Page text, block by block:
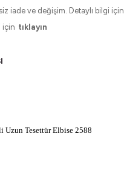
iade ve değişim. Detaylı bilgi için
için tıklayın
Uzun Tesettür Elbise 2588